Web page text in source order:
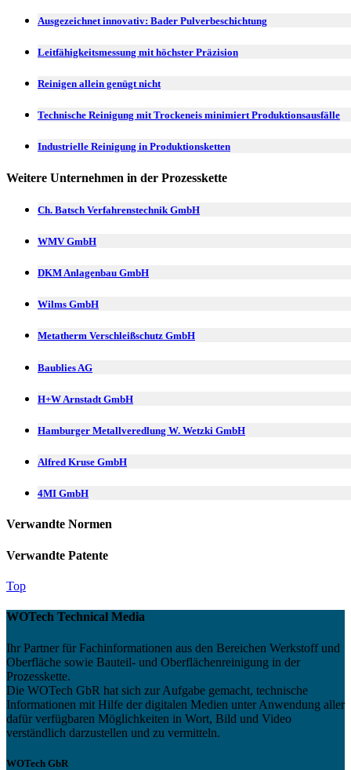
Ausgezeichnet innovativ: Bader Pulverbeschichtung
Leitfähigkeitsmessung mit höchster Präzision
Reinigen allein genügt nicht
Technische Reinigung mit Trockeneis minimiert Produktionsausfälle
Industrielle Reinigung in Produktionsketten
Weitere Unternehmen in der Prozesskette
Ch. Batsch Verfahrenstechnik GmbH
WMV GmbH
DKM Anlagenbau GmbH
Wilms GmbH
Metatherm Verschleißschutz GmbH
Baublies AG
H+W Arnstadt GmbH
Hamburger Metallveredlung W. Wetzki GmbH
Alfred Kruse GmbH
4MI GmbH
Verwandte Normen
Verwandte Patente
Top
WOTech Technical Media
Ihr Partner für Fachinformationen aus den Bereichen Werkstoff und
Oberfläche sowie Bauteil- und Oberflächenreinigung in der
Prozesskette.
Die WOTech GbR hat sich zur Aufgabe gemacht, technische
Informationen mit Hilfe der digitalen Medien unter Anwendung aller
dafür verfügbaren Möglichkeiten in Wort, Bild und Video
verständlich darzustellen und zu vermitteln.
WOTech GbR